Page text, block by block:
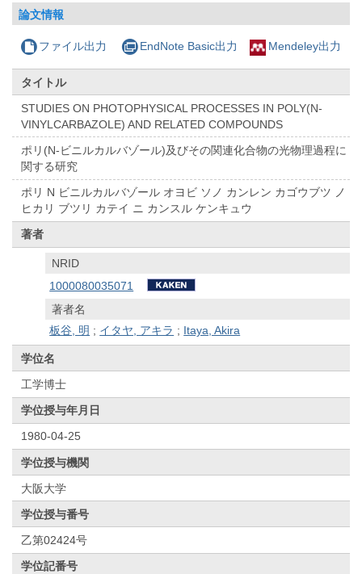
論文情報
ファイル出力 EndNote Basic出力 Mendeley出力
タイトル
STUDIES ON PHOTOPHYSICAL PROCESSES IN POLY(N-
VINYLCARBAZOLE) AND RELATED COMPOUNDS
ポリ(N-ビニルカルバゾール)及びその関連化合物の光物理過程に
関する研究
ポリ N ビニルカルバゾール オヨビ ソノ カンレン カゴウブツ ノ
ヒカリ ブツリ カテイ ニ カンスル ケンキュウ
著者
NRID
1000080035071
著者名
板谷, 明 ; イタヤ, アキラ ; Itaya, Akira
学位名
工学博士
学位授与年月日
1980-04-25
学位授与機関
大阪大学
学位授与番号
乙第02424号
学位記番号